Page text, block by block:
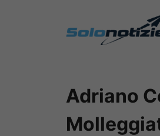
Adriano